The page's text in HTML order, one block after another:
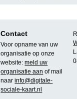
Contact
Voor opname van uw
organisatie op onze
website:meld uw
organisatie aan of mail
naarinfo@digitale-
sociale-kaart.nl